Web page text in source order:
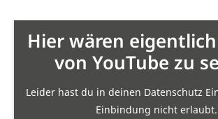
Hier wären
von YouTube zu
Leider hast du in deinen Datenschutz
Einbindung nicht erlaubt.